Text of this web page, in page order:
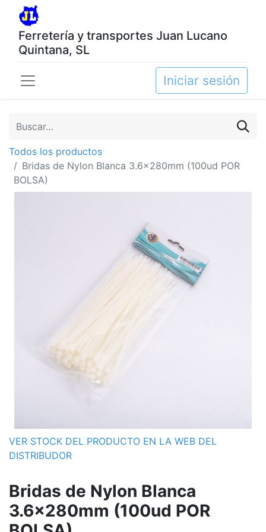
Ferretería y transportes Juan Lucano
Quintana, SL
Iniciar sesión
Todos los productos
Bridas de Nylon Blanca 3.6x280mm (100ud POR
BOLSA)
VER STOCK DEL PRODUCTO EN LA WEB DEL
DISTRIBUDOR
Bridas de Nylon Blanca
3.6x280mm (100ud POR